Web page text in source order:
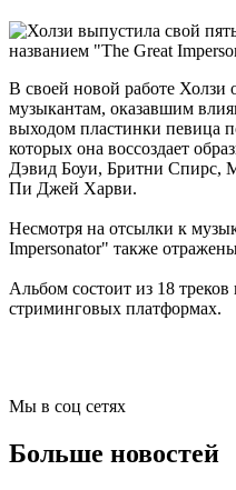
В своей новой работе Холзи
музыкантам, оказавшим
выходом пластинки певица
которых она воссоздает
Дэвид Боуи, Бритни Спирс,
Пи Джей Харви.
Несмотря на отсылки к
Impersonator" также
Альбом состоит из 18
стриминговых платформах.
Мы в соц сетях
Больше новостей